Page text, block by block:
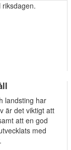
landsting har
är det viktigt att
att en god
med